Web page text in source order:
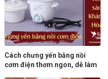
Cách chưng yến bằng nồi
cơm điện thơm ngon, dễ làm